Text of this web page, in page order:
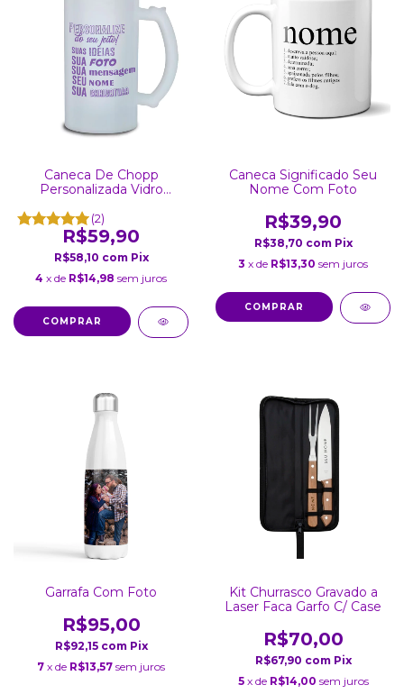
Caneca De Chopp
Personalizada Vidro
(2)
R$59,90
R$58,10 com Pix
4 x de R$14,98 sem juros
Caneca Significado Seu
Nome Com Foto
R$39,90
R$38,70 com Pix
3 x de R$13,30 sem juros
COMPRAR
Garrafa Com Foto
R$95,00
R$92,15 com Pix
7 x de R$13,57 sem juros
Kit Churrasco Gravado a
Laser Faca Garfo C/ Case
R$70,00
R$67,90 com Pix
5 x de R$14,00 sem juros